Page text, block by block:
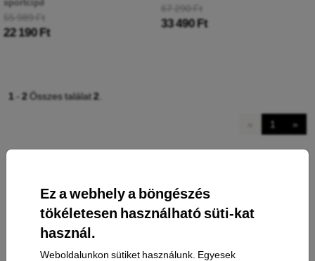
Ez a webhely a böngészés
tökéletesen használható süti-kat
használ.
Weboldalunkon sütiket használunk. Egyesek
55 989 Ft
22 190 Ft
67 290 Ft
33 490 Ft
1 - 2Összes találat2
1 »
Elérhetőség